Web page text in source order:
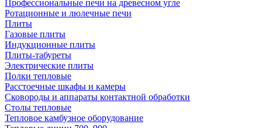
Профессиональные печи на древесном угле
Ротационные и люлечные печи
Плиты
Газовые плиты
Индукционные плиты
Плиты-табуреты
Электрические плиты
Полки тепловые
Расстоечные шкафы и камеры
Сковороды и аппараты контактной обработки
Столы тепловые
Тепловое камбузное оборудование